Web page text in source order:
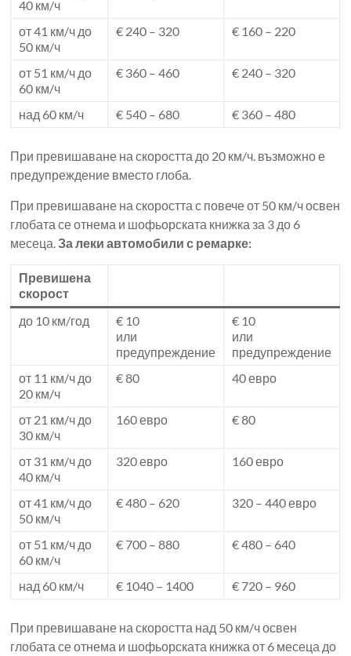
40 км/ч
от 41 км/ч до
50 км/ч
€ 240 – 320 € 160 – 220
от 51 км/ч до
60 км/ч
€ 360 – 460 € 240 – 320
над 60 км/ч € 540 – 680 € 360 – 480
При превишаване на скоростта до 20 км/ч. възможно е
предупреждение вместо глоба.
При превишаване на скоростта с повече от 50 км/ч освен
глобата се отнема и шофьорската книжка за 3 до 6
месеца.За леки автомобили с ремарке:
Превишена
скорост
до 10 км/год
€ 10
или
предупреждение
€ 10
или
предупреждение
от 11 км/ч до
20 км/ч
€ 80 40 евро
от 21 км/ч до
30 км/ч
160 евро € 80
от 31 км/ч до
40 км/ч
320 евро 160 евро
от 41 км/ч до
50 км/ч
€ 480 – 620 320 – 440 евро
от 51 км/ч до
60 км/ч
€ 700 – 880 € 480 – 640
над 60 км/ч € 1040 – 1400 € 720 – 960
При превишаване на скоростта над 50 км/ч освен
глобата се отнема и шофьорската книжка от 6 месеца до